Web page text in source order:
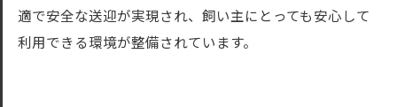
適で安全な送迎が実現され、飼い主にとっても安心して
利用できる環境が整備されています。